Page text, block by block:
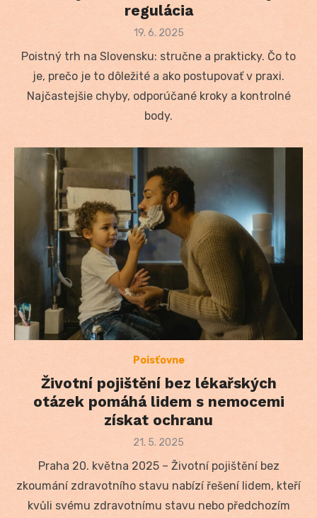
regulácia
Posted
19. 6. 2025
Poistný trh na Slovensku: stručne a prakticky. Čo to
je, prečo je to dôležité a ako postupovať v praxi.
Najčastejšie chyby, odporúčané kroky a kontrolné
body.
Poisťovne
Životní pojištění bez lékařských
otázek pomáhá lidem s nemocemi
získat ochranu
Posted
21. 5. 2025
Praha 20. května 2025 – Životní pojištění bez
zkoumání zdravotního stavu nabízí řešení lidem, kteří
kvůli svému zdravotnímu stavu nebo předchozím